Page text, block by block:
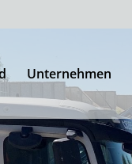
Unternehmen